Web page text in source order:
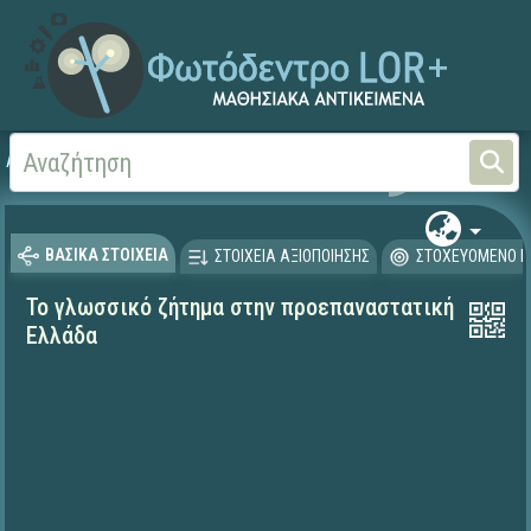
Αρχική
ΒΑΣΙΚΑ ΣΤΟΙΧΕΙΑ ΣΤΟΙΧΕΙΑ ΑΞΙΟΠΟΙΗΣΗΣ ΣΤΟΧΕΥΟΜΕΝΟ
Το γλωσσικό ζήτημα στην προεπαναστατική
Ελλάδα